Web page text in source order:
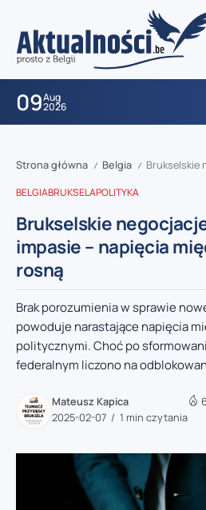
09Aug
2026
Strona główna / Belgia / Brukselskie
BELGIABRUKSELAPOLITYKA
Brukselskie
impasie – napięcia
rosną
Brak porozumienia w sprawie
powoduje narastające napięcia
politycznymi. Choć po
federalnym liczono na
Mateusz Kapica
2025-02-07
1 min czytania